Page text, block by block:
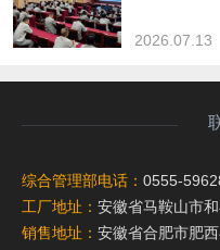
2026.07.13
综合管理部电话： 0555-
工厂地址： 安徽省马鞍山市
销售地址： 安徽省合肥市肥